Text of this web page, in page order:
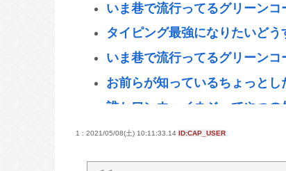
いま巷で流行ってるグリーン
タイピング最強になりたいど
いま巷で流行ってるグリーン
お前らが知っているちょっとし
誰かワンウェイネジってやつの
【画像】移民についての日本人
1 : 2021/05/08(土) 10:11:33.14 ID:CAP_USER